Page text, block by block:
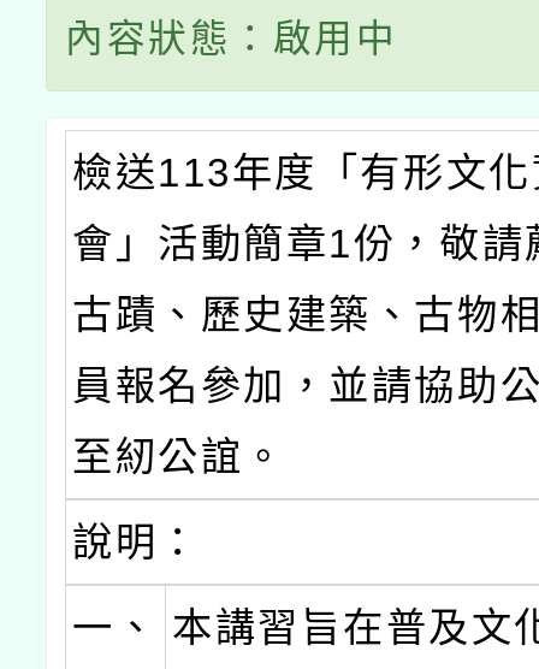
內容狀態：啟用中
檢送113年度「有形文
會」活動簡章1份，敬請
古蹟、歷史建築、古物
員報名參加，並請協助
至紉公誼。
說明：
一、
本講習旨在普及文